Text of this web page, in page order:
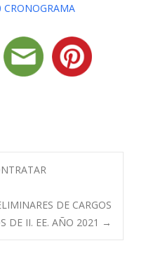
CRONOGRAMA
DE CARGOS
DE II. EE. AÑO 2021 →